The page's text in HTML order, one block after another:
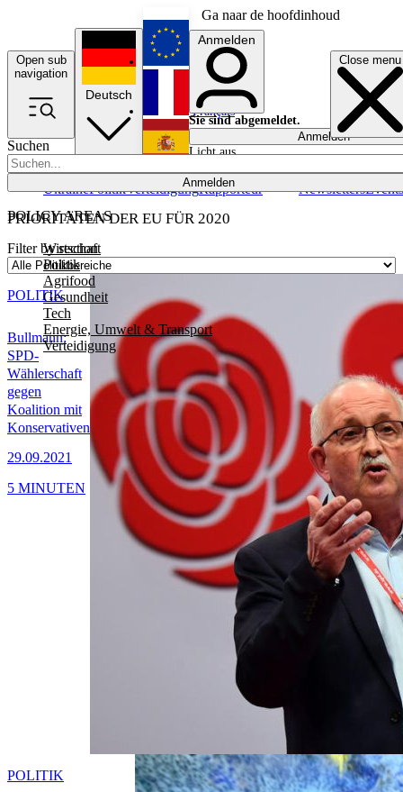
Ga naar de hoofdinhoud
Open sub
navigation
Close menu
Suchen
Anmelden
POLICY AREAS
Wirtschaft
Politik
Agrifood
Gesundheit
Tech
Energie, Umwelt & Transport
Verteidigung
UkrainePolitikVerteidigungRapporteur NewslettersEvents
Deutsch
English
Français
Anmelden
Sie sind abgemeldet.
Anmelden
Licht aus
PRIORITÄTEN DER EU FÜR 2020
Filter by section
Bullmann:
SPD-
Wählerschaft
gegen
Koalition mit
Konservativen
29.09.2021
POLITIK
5 MINUTEN
POLITIK